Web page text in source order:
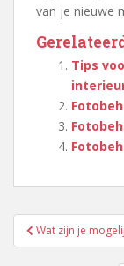
van je nieuwe
Tips
Wat zijn je